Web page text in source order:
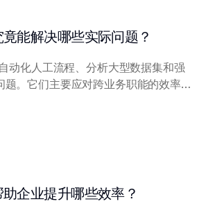
能解决哪些实际问题？
动化人工流程、分析大型数据集和强
题。它们主要应对跨业务职能的效率、
任务，能快速从文档和...
企业提升哪些效率？